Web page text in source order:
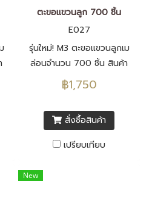
ตะขอแขวนลูก 700 ชิ้น
E027
รุ่นใหม่! M3 ตะขอแขวนลูกเม
ล่อนจำนวน 700 ชิ้น สินค้า
พิเศษจาก Rukkla.com
฿1,750
สั่งซื้อสินค้า
เปรียบเทียบ
New